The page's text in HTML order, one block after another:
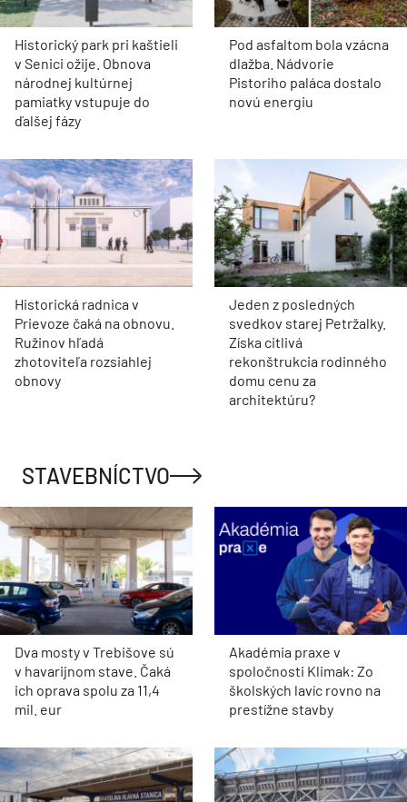
Historický park pri kaštieli
v Senici ožije. Obnova
národnej kultúrnej
pamiatky vstupuje do
ďalšej fázy
Pod asfaltom bola vzácna
dlažba. Nádvorie
Pistoriho paláca dostalo
novú energiu
Historická radnica v
Prievoze čaká na obnovu.
Ružinov hľadá
zhotoviteľa rozsiahlej
obnovy
Jeden z posledných
svedkov starej Petržalky.
Získa citlivá
rekonštrukcia rodinného
domu cenu za
architektúru?
STAVEBNÍCTVO
Dva mosty v Trebišove sú
v havarijnom stave. Čaká
ich oprava spolu za 11,4
mil. eur
Akadémia praxe v
spoločnosti Klimak: Zo
školských lavíc rovno na
prestížne stavby